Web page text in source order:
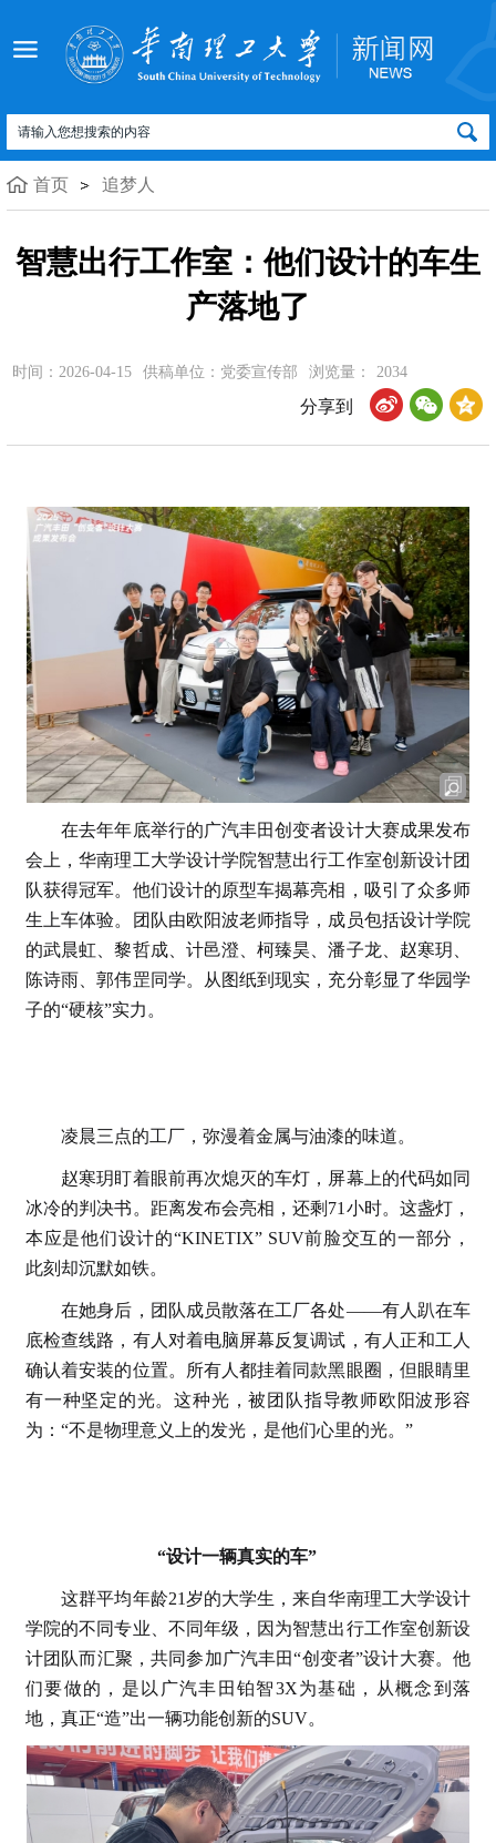
首页 追梦人
智慧出行工作室：他们设计的车生
产落地了
时间：2026-04-15 供稿单位：党委宣传部 浏览量： 2034
分享到
在去年年底举行的广汽丰田创变者设计大赛成果发布
会上，华南理工大学设计学院智慧出行工作室创新设计团
队获得冠军。他们设计的原型车揭幕亮相，吸引了众多师
生上车体验。团队由欧阳波老师指导，成员包括设计学院
的武晨虹、黎哲成、计邑澄、柯臻昊、潘子龙、赵寒玥、
陈诗雨、郭伟罡同学。从图纸到现实，充分彰显了华园学
子的“硬核”实力。
凌晨三点的工厂，弥漫着金属与油漆的味道。
赵寒玥盯着眼前再次熄灭的车灯，屏幕上的代码如同
冰冷的判决书。距离发布会亮相，还剩71小时。这盏灯，
本应是他们设计的“KINETIX” SUV前脸交互的一部分，
此刻却沉默如铁。
在她身后，团队成员散落在工厂各处——有人趴在车
底检查线路，有人对着电脑屏幕反复调试，有人正和工人
确认着安装的位置。所有人都挂着同款黑眼圈，但眼睛里
有一种坚定的光。这种光，被团队指导教师欧阳波形容
为：“不是物理意义上的发光，是他们心里的光。”
“设计一辆真实的车”
这群平均年龄21岁的大学生，来自华南理工大学设计
学院的不同专业、不同年级，因为智慧出行工作室创新设
计团队而汇聚，共同参加广汽丰田“创变者”设计大赛。他
们要做的，是以广汽丰田铂智3X为基础，从概念到落
地，真正“造”出一辆功能创新的SUV。